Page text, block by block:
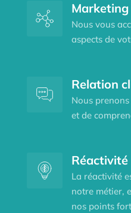
Nous vous
aspects de
Relation
Nous
et de
Réactivité
La réactivité
notre métier,
nos points